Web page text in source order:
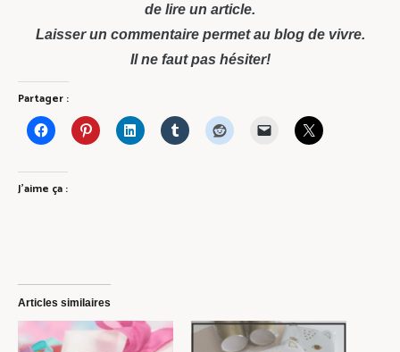
de lire un article.
Laisser un commentaire permet au blog de vivre.
Il ne faut pas hésiter!
Partager :
J’aime ça :
Articles similaires